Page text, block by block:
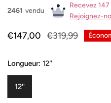
2461 vendu
Recevez
Rejoignez-
Prix
vente
€147,00
Prix
€319,99
Longueur: 12''
12''